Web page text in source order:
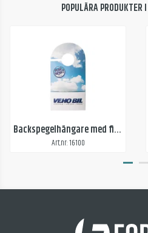
POPULÄRA PRODUKTER
Backspegelhängare med ficka
Art.nr: 16100